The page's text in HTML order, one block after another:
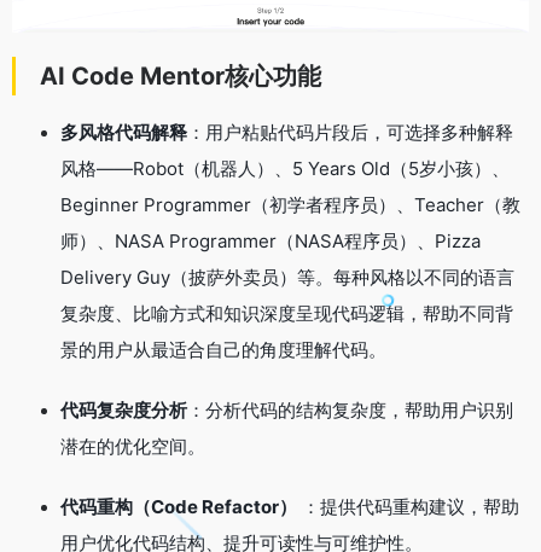
AI Code Mentor核心功能
多风格代码解释 ：用户粘贴代码片段后，可选择多种解释
风格——Robot（机器人）、5 Years Old（5岁小孩）、
Beginner Programmer（初学者程序员）、Teacher（教
师）、NASA Programmer（NASA程序员）、Pizza
Delivery Guy（披萨外卖员）等。每种风格以不同的语言
复杂度、比喻方式和知识深度呈现代码逻辑，帮助不同背
景的用户从最适合自己的角度理解代码。
代码复杂度分析：分析代码的结构复杂度，帮助用户识别
潜在的优化空间。
代码重构（Code Refactor）
：提供代码重构建议，帮助
用户优化代码结构、提升可读性与可维护性。